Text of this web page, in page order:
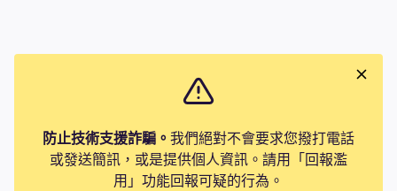
防止技術支援詐騙。 我們絕對不會要求您撥打電話
或發送簡訊，或是提供個人資訊。請用「回報濫
用」功能回報可疑的行為。